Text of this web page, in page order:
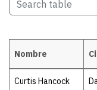
Ex comisionados
Nombre
Curtis Hancock